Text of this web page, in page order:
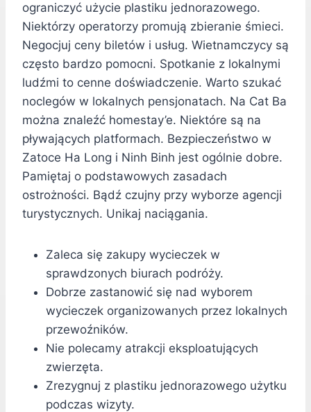
ograniczyć użycie plastiku jednorazowego.
Niektórzy operatorzy promują zbieranie śmieci.
Negocjuj ceny biletów i usług. Wietnamczycy są
często bardzo pomocni. Spotkanie z lokalnymi
ludźmi to cenne doświadczenie. Warto szukać
noclegów w lokalnych pensjonatach. Na Cat Ba
można znaleźć homestay’e. Niektóre są na
pływających platformach. Bezpieczeństwo w
Zatoce Ha Long i Ninh Binh jest ogólnie dobre.
Pamiętaj o podstawowych zasadach
ostrożności. Bądź czujny przy wyborze agencji
turystycznych. Unikaj naciągania.
Zaleca się zakupy wycieczek w
sprawdzonych biurach podróży.
Dobrze zastanowić się nad wyborem
wycieczek organizowanych przez lokalnych
przewoźników.
Nie polecamy atrakcji eksploatujących
zwierzęta.
Zrezygnuj z plastiku jednorazowego użytku
podczas wizyty.